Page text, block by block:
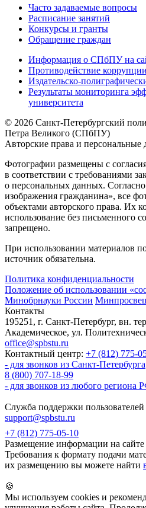
Часто задаваемые вопросы
Расписание занятий
Конкурсы и гранты
Обращение граждан
Информация о СПбПУ на
Противодействие коррупции
Издательско-
Результаты мониторинга
университета
© 2026 Санкт-Петербургский
Петра Великого (СПбПУ)
Авторские права и персональные
Фотографии размещены с
в соответствии с требованиями
о персональных данных.
изображения гражданина», все
объектами авторского права. Их
использование без письменного
запрещено.
При использовании материалов
источник обязательна.
Политика конфиденциальности
Положение об использовании
Минобрнауки России
Контакты
195251, г. Санкт-Петербург, вн.
Академическое, ул.
office@spbstu.ru
Контактный центр: +7 (812) 775-
- для звонков из Санкт-Петербурга
8 (800) 707-18-99
- для звонков из любого региона
Служба поддержки пользователей
support@spbstu.ru
+7 (812) 775-05-10
Размещение информации на сайте
Требования к формату подачи
их размещению вы можете найти
🍪
Мы используем cookies и